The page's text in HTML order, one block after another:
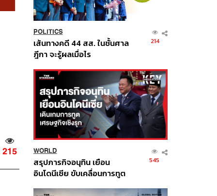
215
POLITICS
เส้นทางคดี 44 สส. ในชั้นศาล
ฎีกา จะรู้ผลเมื่อไร
214
WORLD
สรุปภารกิจอนุทิน เยือน
อินโดนีเซีย ขับเคลื่อนการทูต
545